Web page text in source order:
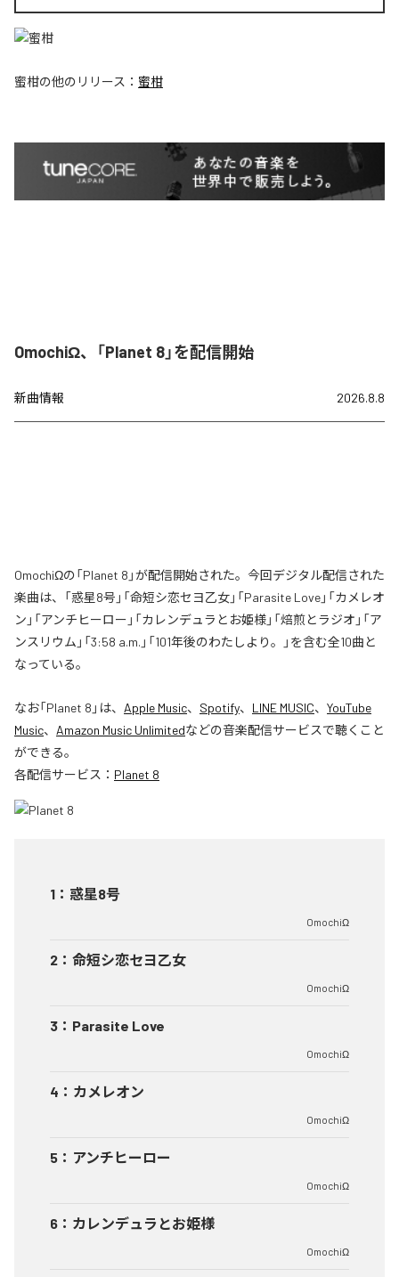
蜜柑の他のリリース： 蜜柑
OmochiΩ、「Planet 8」を配信開始
新曲情報 2026.8.8
OmochiΩの「Planet 8」が配信開始された。今回デジタル配信された
楽曲は、「惑星8号」「命短シ恋セヨ乙女」「Parasite Love」「カメレオ
ン」「アンチヒーロー」「カレンデュラとお姫様」「焙煎とラジオ」「ア
ンスリウム」「3:58 a.m.」「101年後のわたしより。」を含む全10曲と
なっている。
なお「Planet 8 」は、 Apple Music、 Spotify、 LINE MUSIC、 YouTube
Music、 Amazon Music Unlimitedなどの音楽配信サービスで聴くこと
ができる。
各配信サービス： Planet 8
1 ： 惑星8号
OmochiΩ
2 ： 命短シ恋セヨ乙女
OmochiΩ
3 ： Parasite Love
OmochiΩ
4 ： カメレオン
OmochiΩ
5 ： アンチヒーロー
OmochiΩ
6 ： カレンデュラとお姫様
OmochiΩ